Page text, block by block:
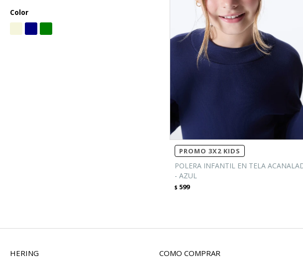
PROMO 3X2 KIDS
POLERA INFANTIL EN TELA
- AZUL
$ 599
Color
HERING COMO COMPRAR